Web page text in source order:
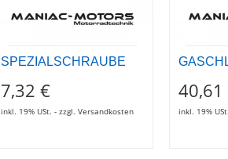
SPEZIALSCHRAUBE
7,32 €
inkl. 19% USt. - zzgl. Versandkosten
40,61
inkl. 19%